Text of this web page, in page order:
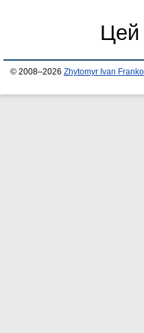
Цей
© 2008–2026 Zhytomyr Ivan